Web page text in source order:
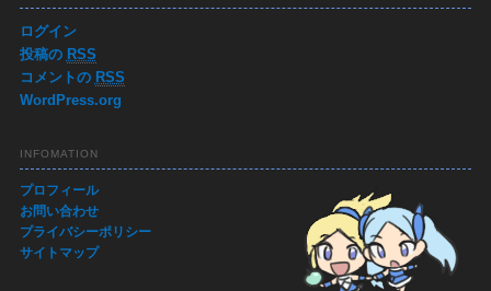
ログイン
投稿の RSS
コメントの RSS
WordPress.org
INFOMATION
プロフィール
お問い合わせ
プライバシーポリシー
サイトマップ